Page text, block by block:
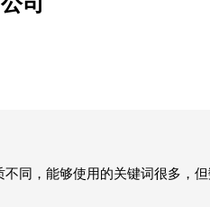
同，能够使用的关键词很多，